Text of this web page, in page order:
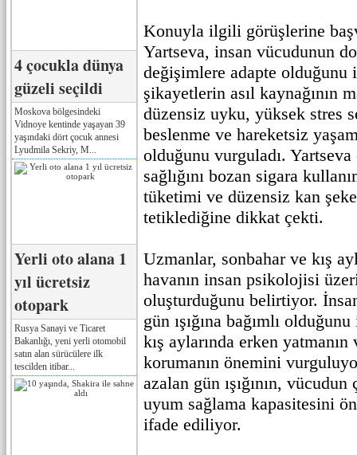
4 çocukla dünya
güzeli seçildi
Moskova bölgesindeki
Vidnoye kentinde yaşayan 39
yaşındaki dört çocuk annesi
Lyudmila Sekriy, M...
Yerli oto alana 1
yıl ücretsiz
otopark
Rusya Sanayi ve Ticaret
Bakanlığı, yeni yerli otomobil
satın alan sürücülere ilk
tescilden itibar...
Konuyla ilgili görüşlerine
Yartseva, insan vücudunun
değişimlere adapte olduğunu
şikayetlerin asıl kaynağının
düzensiz uyku, yüksek stres
beslenme ve hareketsiz
olduğunu vurguladı.
sağlığını bozan sigara
tüketimi ve düzensiz kan
tetiklediğine dikkat çekti.
Uzmanlar, sonbahar ve kış
havanın insan psikolojisi
oluşturduğunu belirtiyor.
gün ışığına bağımlı
kış aylarında erken
korumanın önemini
azalan gün ışığının,
uyum sağlama kapasitesini
ifade ediliyor.